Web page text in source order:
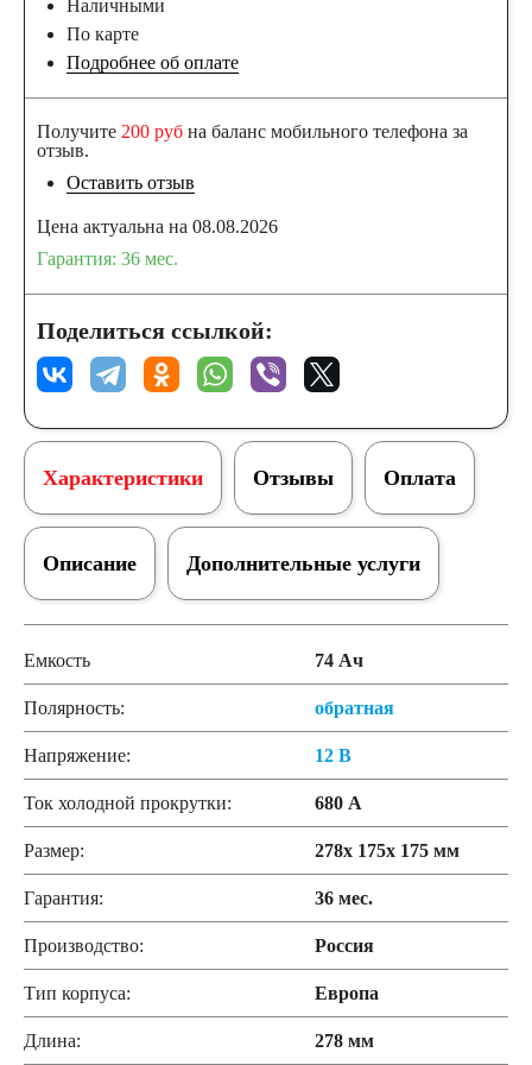
Наличными
По карте
Подробнее об оплате
Получите 200 руб на баланс мобильного телефона за
отзыв.
Оставить отзыв
Цена актуальна на 08.08.2026
Гарантия: 36 мес.
Поделиться ссылкой:
Характеристики
Дополнительные услуги
Отзывы Оплата
Описание
Емкость 74 Ач
Полярность: обратная
Напряжение: 12 В
Ток холодной прокрутки: 680 А
Размер: 278x 175x 175 мм
Гарантия: 36 мес.
Производство: Россия
Тип корпуса: Европа
Длина: 278 мм